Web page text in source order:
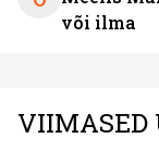
või ilma
VIIMASED